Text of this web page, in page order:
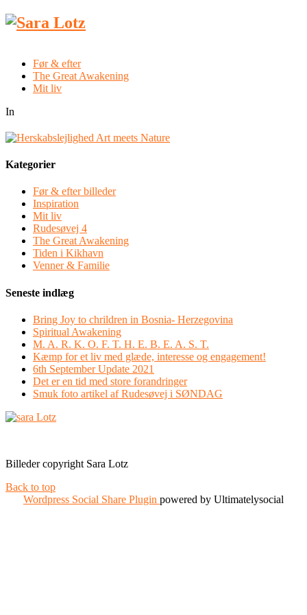
Før & efter
The Great Awakening
Mit liv
In
Kategorier
Før & efter billeder
Inspiration
Mit liv
Rudesøvej 4
The Great Awakening
Tiden i Kikhavn
Venner & Familie
Seneste indlæg
Bring Joy to chrildren in Bosnia- Herzegovina
Spiritual Awakening
M. A. R. K. O. F. T. H. E. B. E. A. S. T.
Kæmp for et liv med glæde, interesse og engagement!
6th September Update 2021
Det er en tid med store forandringer
Smuk foto artikel af Rudesøvej i SØNDAG
Billeder copyright Sara Lotz
Back to top
Wordpress Social Share Plugin powered by Ultimatelysocial